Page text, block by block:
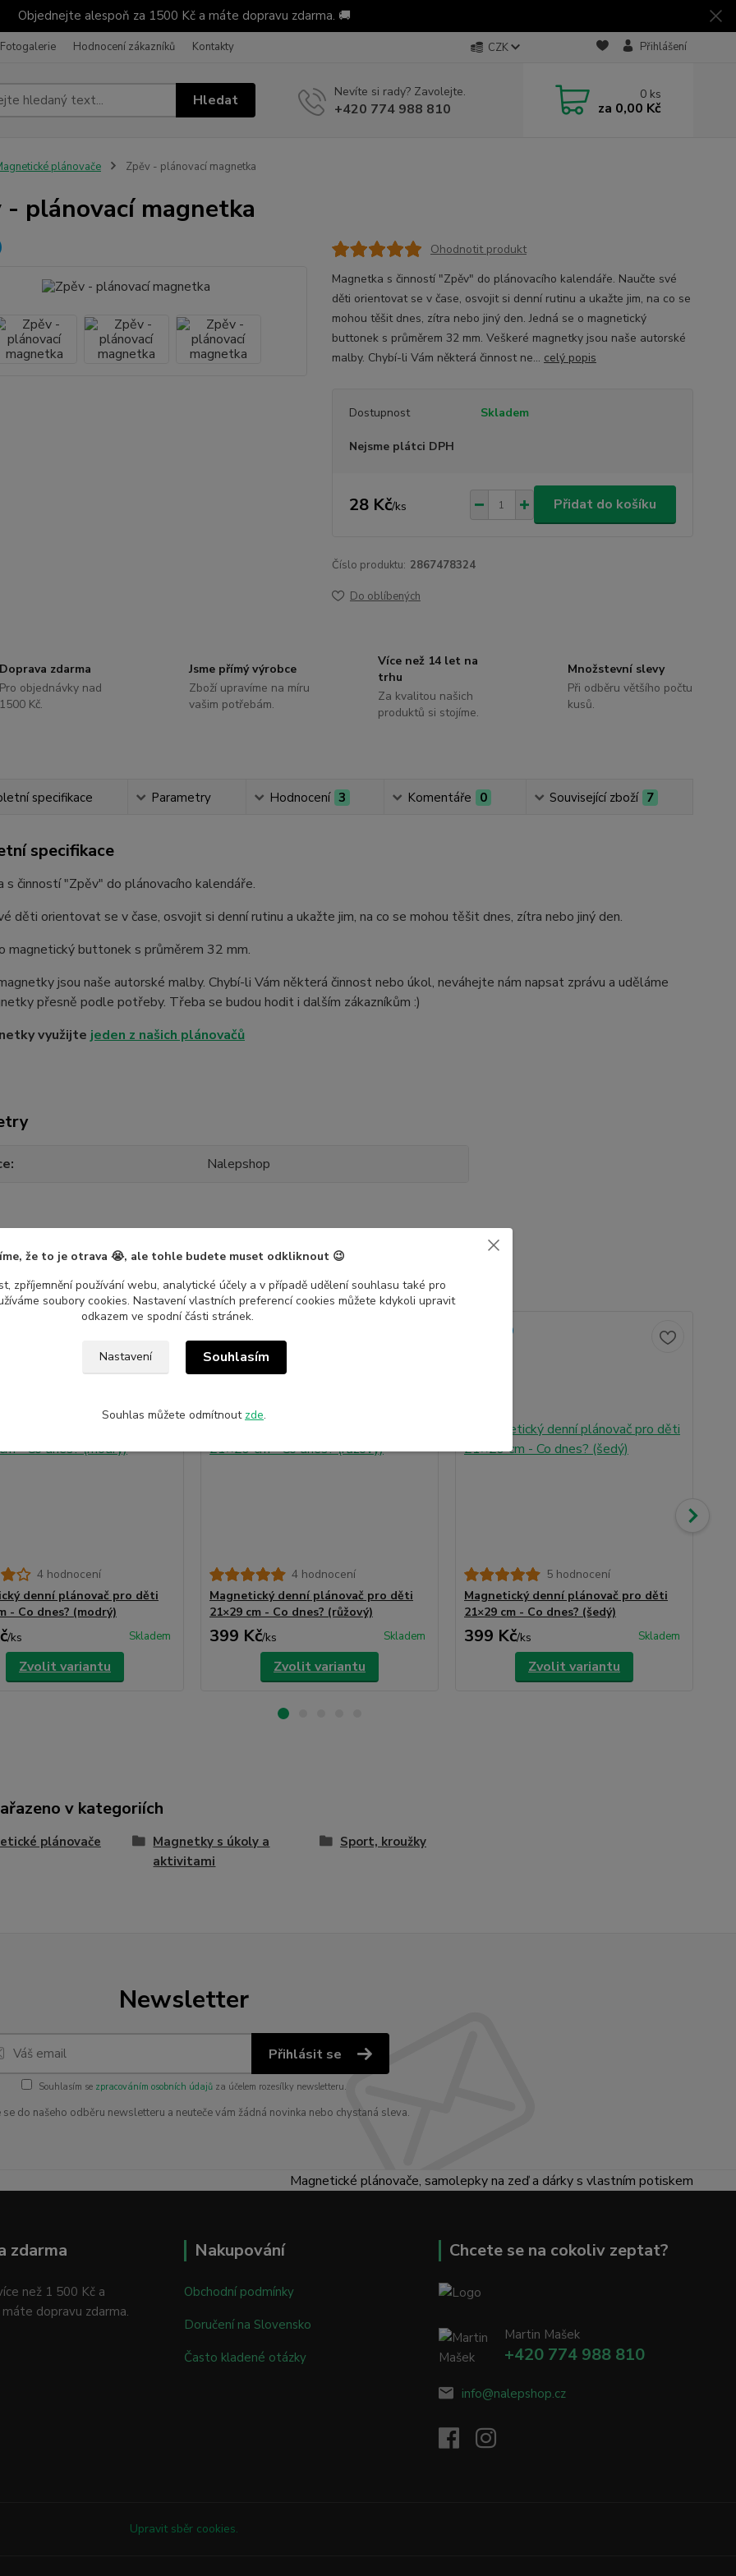
Objednejte alespoň za 1500 Kč a máte dopravu zdarma. 🚚
Fotogalerie Hodnocení zákazníků Kontakty CZK Přihlášení
Hledat Nevíte si rady? Zavolejte.
+420 774 988 810
0 ks
za 0,00 Kč
plánovače Zpěv - plánovací magnetka
- plánovací magnetka
Ohodnotit produkt
Magnetka s činností "Zpěv" do plánovacího kalendáře. Naučte své
děti orientovat se v čase, osvojit si denní rutinu a ukažte jim, na co se
mohou těšit dnes, zítra nebo jiný den. Jedná se o magnetický
buttonek s průměrem 32 mm. Veškeré magnetky jsou naše autorské
malby. Chybí-li Vám některá činnost ne... celý popis
Dostupnost Skladem
Nejsme plátci DPH
28 Kč/ks Přidat do košíku
Číslo produktu: 2867478324
Do oblíbených
Doprava zdarma
Pro objednávky nad
1500 Kč.
Jsme přímý výrobce
Zboží upravíme na míru
vašim potřebám.
Více než 14 let na
trhu
Za kvalitou našich
produktů si stojíme.
Množstevní slevy
Při odběru většího počtu
kusů.
specifikace Parametry Hodnocení 3 Komentáře 0 Související zboží 7
specifikace
s činností "Zpěv" do plánovacího kalendáře.
děti orientovat se v čase, osvojit si denní rutinu a ukažte jim, na co se mohou těšit dnes, zítra nebo jiný den.
magnetický buttonek s průměrem 32 mm.
jsou naše autorské malby. Chybí-li Vám některá činnost nebo úkol, neváhejte nám napsat zprávu a uděláme
přesně podle potřeby. Třeba se budou hodit i dalším zákazníkům :)
využijte jeden z našich plánovačů
Nalepshop
zboží 7
4 hodnocení
denní plánovač pro děti
- Co dnes? (modrý)
/ks Skladem
Zvolit variantu
4 hodnocení
Magnetický denní plánovač pro děti
21×29 cm - Co dnes? (růžový)
399 Kč/ks Skladem
Zvolit variantu
5 hodnocení
Magnetický denní plánovač pro děti
21×29 cm - Co dnes? (šedý)
399 Kč/ks Skladem
Zvolit variantu
v kategoriích
plánovače
Magnetky s úkoly a
aktivitami
Sport, kroužky
Newsletter
Přihlásit se
Souhlasím se zpracováním osobních údajů za účelem rozesílky newsletteru.
se do našeho odběru newsletteru a neuteče vám žádná novinka nebo chystaná sleva.
Magnetické plánovače, samolepky na zeď a dárky s vlastním potiskem
zdarma
než 1 500 Kč a
dopravu zdarma.
Nakupování
Obchodní podmínky
Doručení na Slovensko
Často kladené otázky
Chcete se na cokoliv zeptat?
Martin Mašek
+420 774 988 810
info@nalepshop.cz
Upravit sběr cookies.
že to je otrava 😭, ale tohle budete muset odkliknout 😉
zpříjemnění používání webu, analytické účely a v případě udělení souhlasu také pro
soubory cookies. Nastavení vlastních preferencí cookies můžete kdykoli upravit
odkazem ve spodní části stránek.
Nastavení Souhlasím
Souhlas můžete odmítnout zde.